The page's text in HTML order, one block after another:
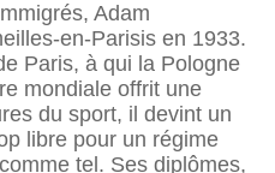
Adam
en-Parisis en 1933.
Paris, à qui la Pologne
mondiale offrit une
du sport, il devint un
libre pour un régime
tel. Ses diplômes,